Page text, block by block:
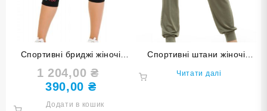
Спортивні бриджі жіночі
Freever GF 18135 чорні
1 204,00 ₴
Оригінальна
390,00 ₴Поточна
Додати в кошик
Спортивні штани жіночі
Читати далі